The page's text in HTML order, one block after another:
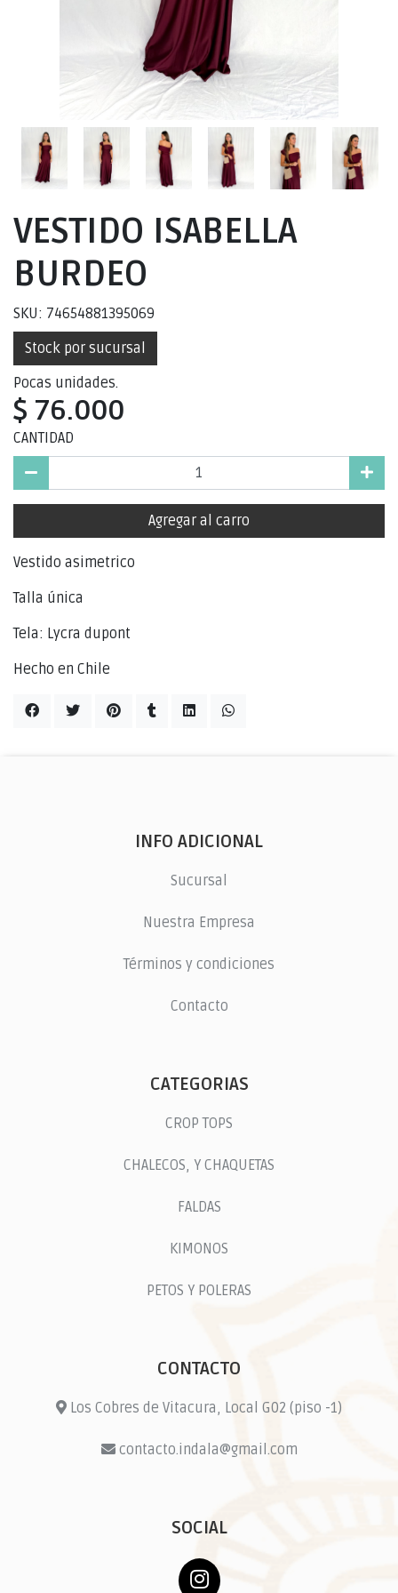
VESTIDO ISABELLA
BURDEO
SKU: 74654881395069
Stock por sucursal
Pocas unidades.
$ 76.000
CANTIDAD
Agregar al carro
Vestido asimetrico
Talla única
Tela: Lycra dupont
Hecho en Chile
INFO ADICIONAL
Sucursal
Nuestra Empresa
Términos y condiciones
Contacto
CATEGORIAS
CROP TOPS
CHALECOS, Y CHAQUETAS
FALDAS
KIMONOS
PETOS Y POLERAS
CONTACTO
Los Cobres de Vitacura, Local G02 (piso -1)
contacto.indala@gmail.com
SOCIAL